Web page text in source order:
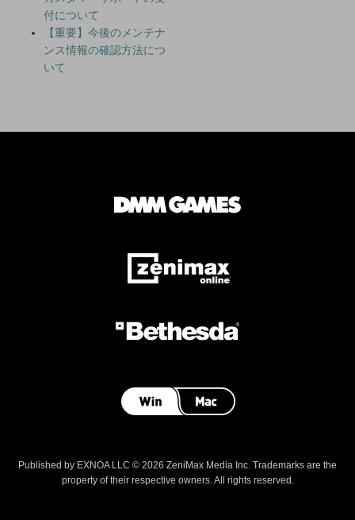
付について
【重要】今後のメンテナ
ンス情報の確認方法につ
いて
Published by EXNOA LLC © 2026 ZeniMax Media Inc. Trademarks are the
property of their respective owners. All rights reserved.